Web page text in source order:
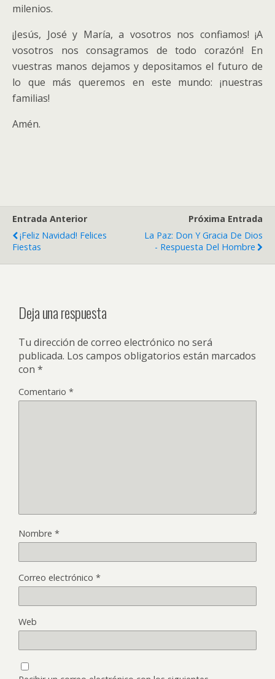
milenios.
¡Jesús, José y María, a vosotros nos confiamos! ¡A
vosotros nos consagramos de todo corazón! En
vuestras manos dejamos y depositamos el futuro de
lo que más queremos en este mundo: ¡nuestras
familias!
Amén.
Entrada Anterior
¡Feliz Navidad! Felices
Fiestas
Próxima Entrada
La Paz: Don Y Gracia De Dios
- Respuesta Del Hombre
Deja una respuesta
Tu dirección de correo electrónico no será
publicada. Los campos obligatorios están marcados
con *
Comentario *
Nombre *
Correo electrónico *
Web